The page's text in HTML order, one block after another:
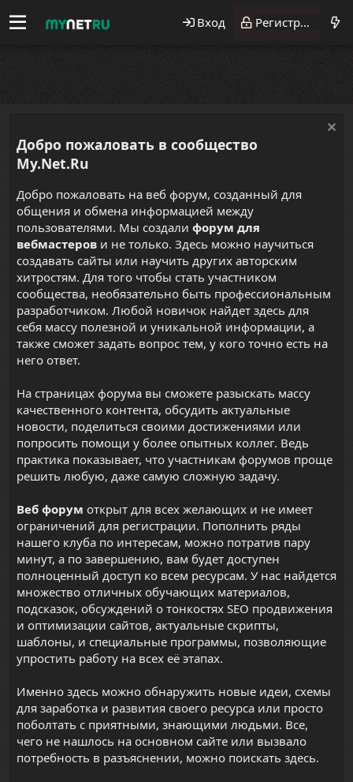
Вход Регистрация
Добро пожаловать в сообщество
My.Net.Ru
Добро пожаловать на веб форум, созданный для
общения и обмена информацией между
пользователями. Мы создали форум для
вебмастеров и не только. Здесь можно научиться
создавать сайты или научить других авторским
хитростям. Для того чтобы стать участником
сообщества, необязательно быть профессиональным
разработчиком. Любой новичок найдет здесь для
себя массу полезной и уникальной информации, а
также сможет задать вопрос тем, у кого точно есть на
него ответ.
На страницах форума вы сможете разыскать массу
качественного контента, обсудить актуальные
новости, поделиться своими достижениями или
попросить помощи у более опытных коллег. Ведь
практика показывает, что участникам форумов проще
решить любую, даже самую сложную задачу.
Веб форум открыт для всех желающих и не имеет
ограничений для регистрации. Пополнить ряды
нашего клуба по интересам, можно потратив пару
минут, а по завершению, вам будет доступен
полноценный доступ ко всем ресурсам. У нас найдется
множество отличных обучающих материалов,
подсказок, обсуждений о тонкостях SEO продвижения
и оптимизации сайтов, актуальные скрипты,
шаблоны, и специальные программы, позволяющие
упростить работу на всех её этапах.
Именно здесь можно обнаружить новые идеи, схемы
для заработка и развития своего ресурса или просто
поболтать с приятными, знающими людьми. Все,
чего не нашлось на основном сайте или вызвало
потребность в разъяснении, можно поискать здесь.